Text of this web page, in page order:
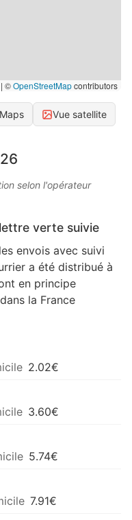
| ©OpenStreetMapcontributors
Vue satellite
selon l'opérateur
verte suivie
envois avec suivi
a été distribué à
en principe
la France
2.02€
3.60€
5.74€
7.91€